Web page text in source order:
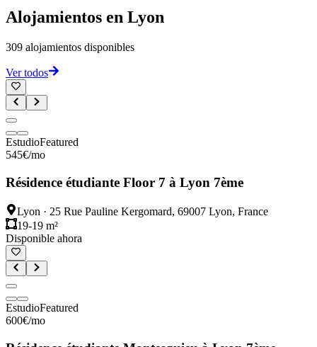
Alojamientos en Lyon
309 alojamientos disponibles
Ver todos
EstudioFeatured
545€/mo
Résidence étudiante Floor 7 à Lyon 7ème
Lyon · 25 Rue Pauline Kergomard, 69007 Lyon, France
19-19 m²
Disponible ahora
EstudioFeatured
600€/mo